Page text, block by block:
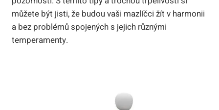
můžete být jisti, že budou vaši mazlíčci žít v harmonii
a bez problémů spojených s jejich různými
temperamenty.